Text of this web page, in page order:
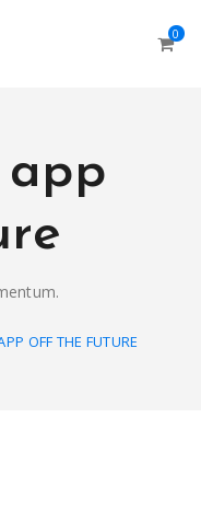
0
app
OFF THE FUTURE